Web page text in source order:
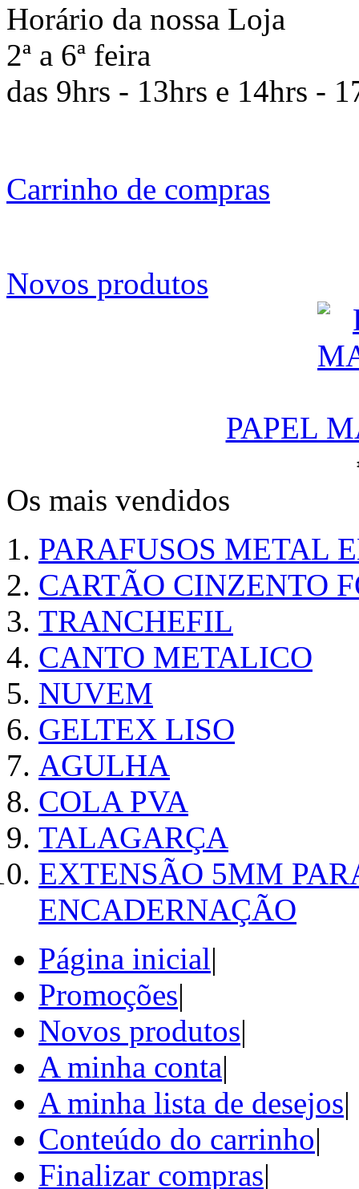
Horário da nossa Loja
2ª a 6ª feira
das 9hrs - 13hrs e 14hrs -
Carrinho de compras
Novos produtos
PAPEL
Os mais vendidos
PARAFUSOS METAL
CARTÃO CINZENTO
TRANCHEFIL
CANTO METALICO
NUVEM
GELTEX LISO
AGULHA
COLA PVA
TALAGARÇA
EXTENSÃO 5MM
ENCADERNAÇÃO
Página inicial|
Promoções|
Novos produtos|
A minha conta|
A minha lista de desejos|
Conteúdo do carrinho|
Finalizar compras|